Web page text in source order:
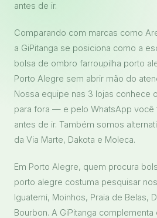
antes de ir.
Comparando com marcas como
a GiPitanga se posiciona como a
bolsa de ombro farroupilha porto
Porto Alegre sem abrir mão do
Nossa equipe nas 3 lojas conhece
para fora — e pelo WhatsApp você
antes de ir. Também somos
da Via Marte, Dakota e Moleca.
Em Porto Alegre, quem procura
porto alegre costuma pesquisar
Iguatemi, Moinhos, Praia de Belas,
Bourbon. A GiPitanga